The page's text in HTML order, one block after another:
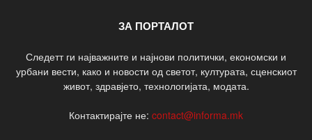
ЗА ПОРТАЛОТ
Следетт ги најважните и најнови политички, економски и
урбани вести, како и новости од светот, културата, сценскиот
живот, здравјето, технологијата, модата.
Контактирајте не: contact@informa.mk